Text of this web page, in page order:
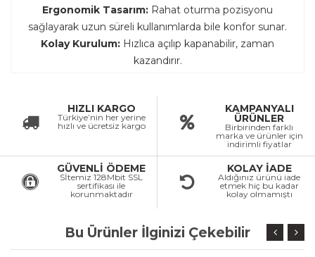
Ergonomik Tasarım: Rahat oturma pozisyonu
sağlayarak uzun süreli kullanımlarda bile konfor sunar.
Kolay Kurulum: Hızlıca açılıp kapanabilir, zaman
kazandırır.
HIZLI KARGO
Türkiye’nin her yerine
hızlı ve ücretsiz kargo
KAMPANYALI
ÜRÜNLER
Birbirinden farklı
marka ve ürünler için
indirimli fiyatlar
GÜVENLİ ÖDEME
Sİtemiz 128Mbit SSL
sertifikası ile
korunmaktadır
KOLAY İADE
Aldığınız ürünü iade
etmek hiç bu kadar
kolay olmamıştı
Bu Ürünler İlginizi Çekebilir